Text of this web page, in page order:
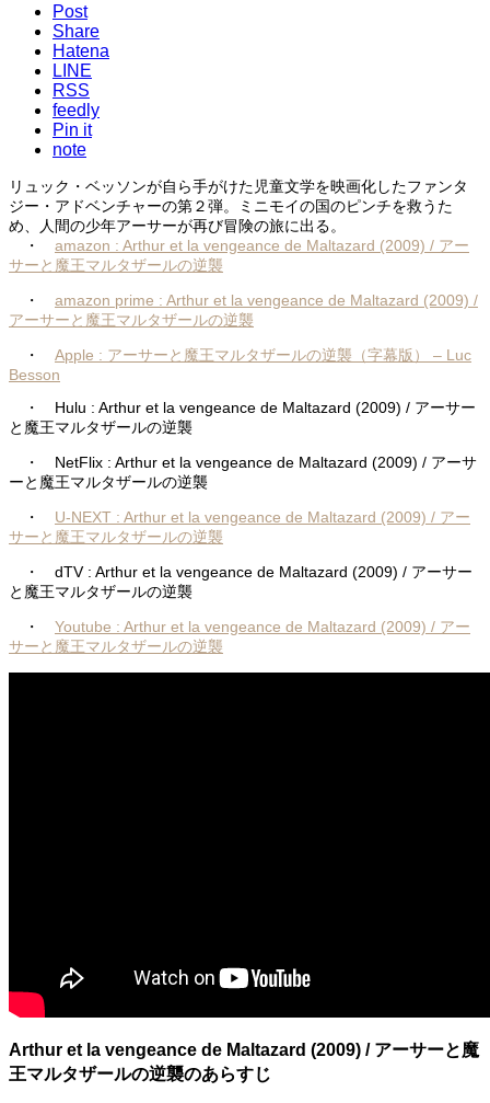
Post
Share
Hatena
LINE
RSS
feedly
Pin it
note
リュック・ベッソンが自ら手がけた児童文学を映画化したファンタ
ジー・アドベンチャーの第２弾。ミニモイの国のピンチを救うた
め、人間の少年アーサーが再び冒険の旅に出る。
・ amazon : Arthur et la vengeance de Maltazard (2009) / アー
サーと魔王マルタザールの逆襲
・ amazon prime : Arthur et la vengeance de Maltazard (2009) /
アーサーと魔王マルタザールの逆襲
・ Apple : アーサーと魔王マルタザールの逆襲（字幕版） – Luc
Besson
・ Hulu : Arthur et la vengeance de Maltazard (2009) / アーサー
と魔王マルタザールの逆襲
・ NetFlix : Arthur et la vengeance de Maltazard (2009) / アーサ
ーと魔王マルタザールの逆襲
・ U-NEXT : Arthur et la vengeance de Maltazard (2009) / アー
サーと魔王マルタザールの逆襲
・ dTV : Arthur et la vengeance de Maltazard (2009) / アーサー
と魔王マルタザールの逆襲
・ Youtube : Arthur et la vengeance de Maltazard (2009) / アー
サーと魔王マルタザールの逆襲
Arthur et la vengeance de Maltazard (2009) / アーサーと魔
王マルタザールの逆襲のあらすじ